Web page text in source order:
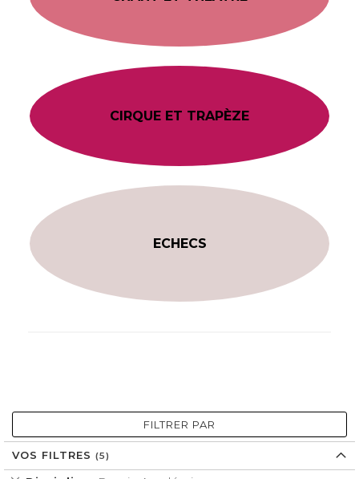
CIRQUE ET TRAPÈZE
ECHECS
FILTRER PAR
VOS FILTRES